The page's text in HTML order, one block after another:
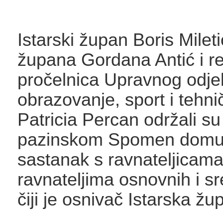
Istarski župan Boris
župana Gordana Antić i
pročelnica Upravnog
obrazovanje, sport i
Patricia Percan održali
pazinskom Spomen
sastanak s
ravnateljima osnovnih i
čiji je osnivač Istarska